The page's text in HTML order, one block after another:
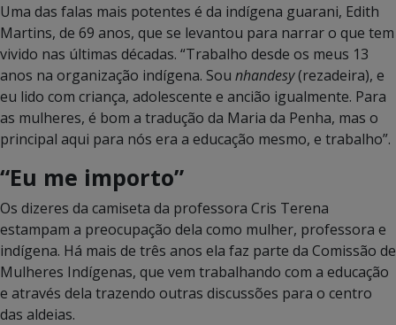
Uma das falas mais potentes é da indígena guarani, Edith
Martins, de 69 anos, que se levantou para narrar o que tem
vivido nas últimas décadas. “Trabalho desde os meus 13
anos na organização indígena. Sou nhandesy(rezadeira), e
eu lido com criança, adolescente e ancião igualmente. Para
as mulheres, é bom a tradução da Maria da Penha, mas o
principal aqui para nós era a educação mesmo, e trabalho”.
“Eu me importo”
Os dizeres da camiseta da professora Cris Terena
estampam a preocupação dela como mulher, professora e
indígena. Há mais de três anos ela faz parte da Comissão de
Mulheres Indígenas, que vem trabalhando com a educação
e através dela trazendo outras discussões para o centro
das aldeias.